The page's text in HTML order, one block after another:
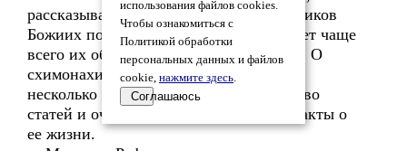
рассказывающих о святой жизни угодников
Божиих последнего времени, предваряет чаще
всего их общецерковное прославление. О
схимонахине Рафаиле же выпущено
несколько фильмов, написано множество
статей и очерков, собираются новые факты о
ее жизни.
использования файлов cookies.
Чтобы ознакомиться с
Политикой обработки
персональных данных и файлов
cookie, нажмите здесь.
Соглашаюсь